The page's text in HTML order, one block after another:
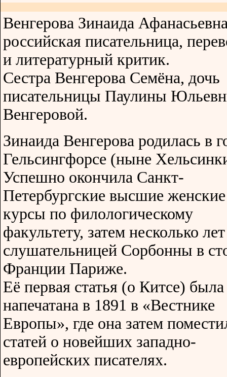
Венгерова Зинаида
российская писательница,
и литературный критик.
Сестра Венгерова Семёна, дочь
писательницы Паулины
Венгеровой.
Зинаида Венгерова родилась в
Гельсингфорсе (ныне
Успешно окончила Санкт-
Петербургские высшие женские
курсы по филологическому
факультету, затем несколько
слушательницей Сорбонны в
Франции Париже.
Её первая статья (о Китсе) была
напечатана в 1891 в «Вестнике
Европы», где она затем
статей о новейших западно-
европейских писателях.